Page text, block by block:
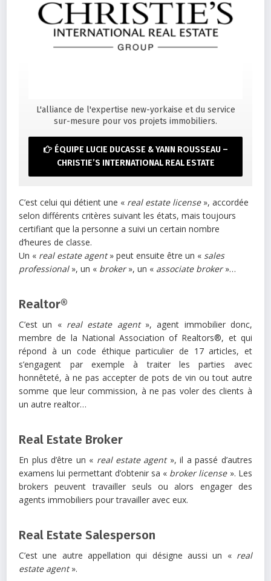
L'alliance de l'expertise new-yorkaise et du service
sur-mesure pour vos projets immobiliers.
ÉQUIPE LUCIE DUCASSE & YANN ROUSSEAU –
CHRISTIE’S INTERNATIONAL REAL ESTATE
C’est celui qui détient une « real estate license», accordée
selon différents critères suivant les états, mais toujours
certifiant que la personne a suivi un certain nombre
d’heures de classe.
Un « real estate agent» peut ensuite être un « sales
professional», un « broker», un « associate broker»…
Realtor®
C’est un « real estate agent», agent immobilier donc,
membre de la National Association of Realtors®, et qui
répond à un code éthique particulier de 17 articles, et
s’engagent par exemple à traiter les parties avec
honnêteté, à ne pas accepter de pots de vin ou tout autre
somme que leur commission, à ne pas voler des clients à
un autre realtor…
Real Estate Broker
En plus d’être un « real estate agent», il a passé d’autres
examens lui permettant d’obtenir sa « broker license». Les
brokers peuvent travailler seuls ou alors engager des
agents immobiliers pour travailler avec eux.
Real Estate Salesperson
C’est une autre appellation qui désigne aussi un « real
estate agent».